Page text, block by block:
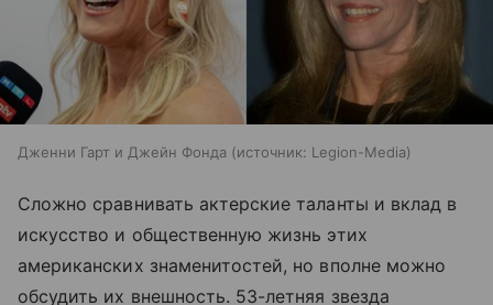
Дженни Гарт и Джейн Фонда источник: Legion-Media
Сложно сравнивать актерские таланты и вклад в
искусство и общественную жизнь этих
американских знаменитостей, но вполне можно
обсудить их внешность. 53-летняя звезда